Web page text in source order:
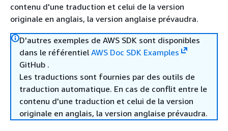
contenu d'une traduction et celui de la version
originale en anglais, la version anglaise prévaudra.
D'autres exemples de AWS SDK sont disponibles
dans le référentiel AWS Doc SDK Examples
GitHub .
Les traductions sont fournies par des outils de
traduction automatique. En cas de conflit entre le
contenu d'une traduction et celui de la version
originale en anglais, la version anglaise prévaudra.